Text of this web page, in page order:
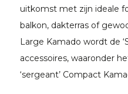
uitkomst met zijn ideale
balkon, dakterras of
Large Kamado wordt de
accessoires, waaronder
‘sergeant’ Compact